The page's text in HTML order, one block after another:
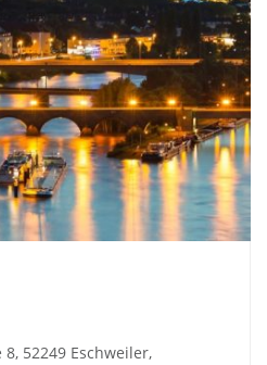
52249 Eschweiler,